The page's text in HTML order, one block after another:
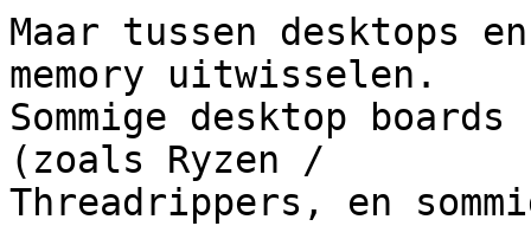
Maar tussen desktops
memory uitwisselen.
Sommige desktop
(zoals Ryzen /
Threadrippers, en